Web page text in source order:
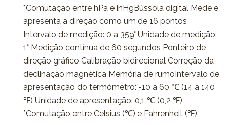
*Comutação entre hPa e inHgBússola digital Mede e
apresenta a direção como um de 16 pontos
Intervalo de medição: 0 a 359° Unidade de medição:
1° Medição contínua de 60 segundos Ponteiro de
direção gráfico Calibração bidirecional Correção da
declinação magnética Memória de rumoIntervalo de
apresentação do termómetro: -10 a 60 ℃ (14 a 140
℉) Unidade de apresentação: 0,1 ℃ (0,2 ℉)
*Comutação entre Celsius (℃) e Fahrenheit (℉)